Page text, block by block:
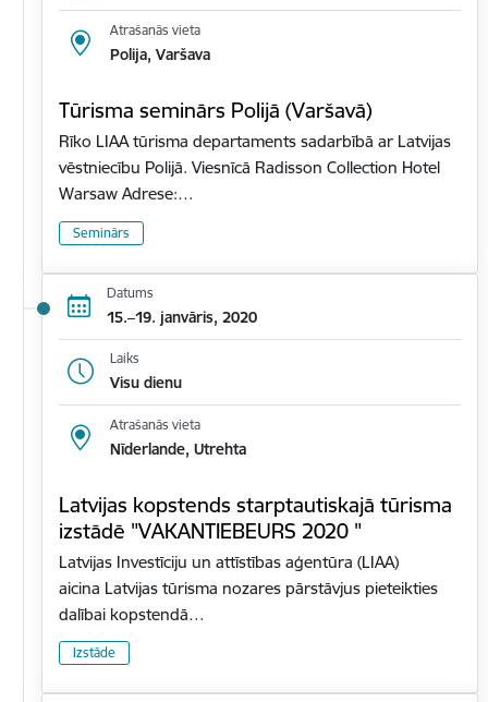
Atrašanās vieta
Polija, Varšava
Tūrisma seminārs Polijā (Varšavā)
Rīko LIAA tūrisma departaments sadarbībā ar Latvijas
vēstniecību Polijā. Viesnīcā Radisson Collection Hotel
Warsaw Adrese:…
Seminārs
Datums
15.–19. janvāris, 2020
Laiks
Visu dienu
Atrašanās vieta
Nīderlande, Utrehta
Latvijas kopstends starptautiskajā tūrisma
izstādē "VAKANTIEBEURS 2020 "
Latvijas Investīciju un attīstības aģentūra (LIAA)
aicina Latvijas tūrisma nozares pārstāvjus pieteikties
dalībai kopstendā…
Izstāde